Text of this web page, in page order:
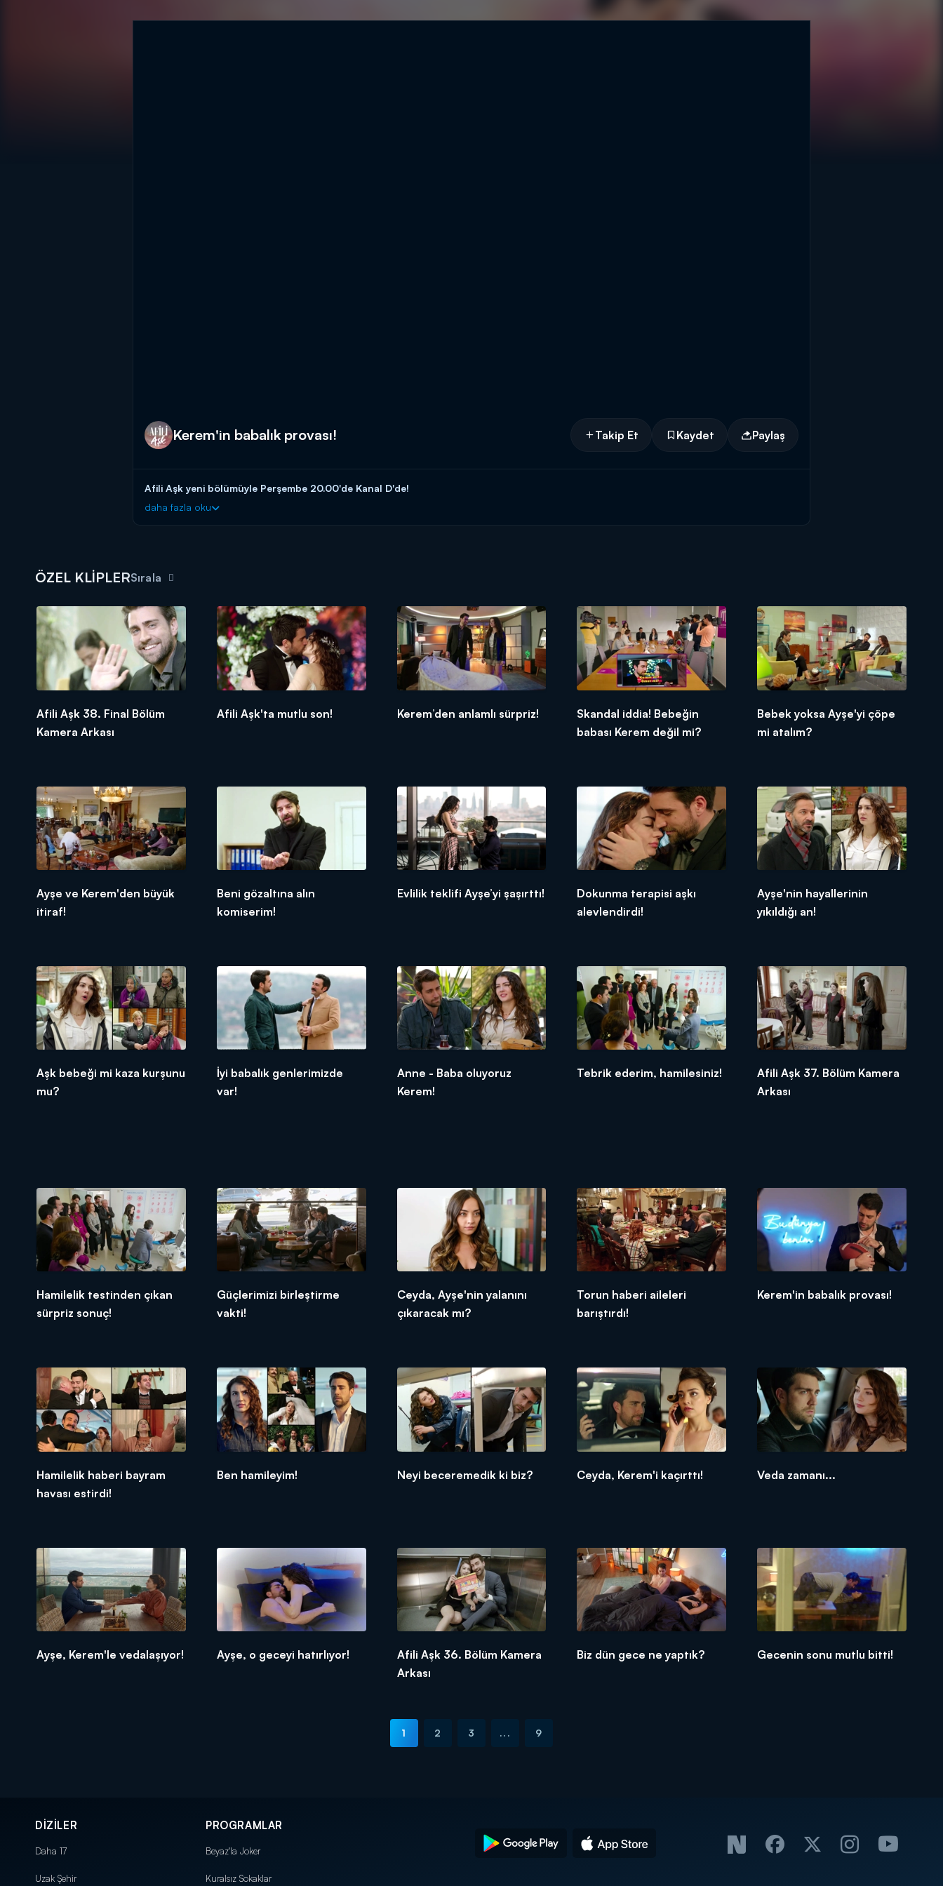
Kerem'in babalık provası! Takip Et Kaydet Paylaş
Afili Aşk yeni bölümüyle Perşembe 20.00'de Kanal D'de!
daha fazla oku
ÖZEL KLİPLERSırala
Afili Aşk 38. Final Bölüm
Kamera Arkası
Afili Aşk'ta mutlu son! Kerem’den anlamlı sürpriz!
Skandal iddia! Bebeğin
babası Kerem değil mi?
Bebek yoksa Ayşe'yi çöpe
mi atalım?
Ayşe ve Kerem'den büyük
itiraf!
Beni gözaltına alın
komiserim!
Evlilik teklifi Ayşe’yi şaşırttı!
Dokunma terapisi aşkı
alevlendirdi!
Ayşe'nin hayallerinin
yıkıldığı an!
Aşk bebeği mi kaza kurşunu
mu?
İyi babalık genlerimizde
var!
Anne - Baba oluyoruz
Kerem!
Tebrik ederim, hamilesiniz!
Afili Aşk 37. Bölüm Kamera
Arkası
Hamilelik testinden çıkan
sürpriz sonuç!
Güçlerimizi birleştirme
vakti!
Ceyda, Ayşe'nin yalanını
çıkaracak mı?
Torun haberi aileleri
barıştırdı!
Kerem'in babalık provası!
Hamilelik haberi bayram
havası estirdi!
Ben hamileyim! Neyi beceremedik ki biz? Ceyda, Kerem'i kaçırttı! Veda zamanı...
Ayşe, Kerem'le vedalaşıyor! Ayşe, o geceyi hatırlıyor!
Afili Aşk 36. Bölüm Kamera
Arkası
Biz dün gece ne yaptık? Gecenin sonu mutlu bitti!
1 2 3 ... 9
DİZİLER
Daha 17
Uzak Şehir
PROGRAMLAR
Beyaz'la Joker
Kuralsız Sokaklar